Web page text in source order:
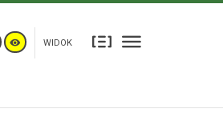
WIDOK